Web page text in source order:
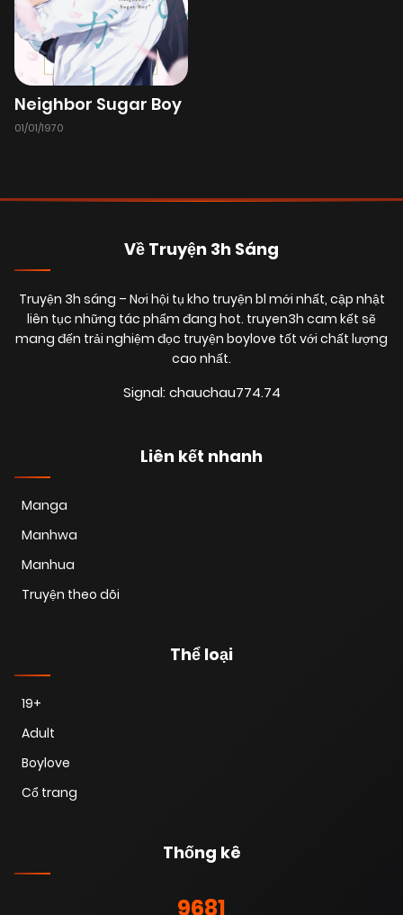
Neighbor Sugar Boy
01/01/1970
Về Truyện 3h Sáng
Truyện 3h sáng – Nơi hội tụ kho truyện bl mới nhất, cập nhật
liên tục những tác phẩm đang hot. truyen3h cam kết sẽ
mang đến trải nghiệm đọc truyện boylove tốt với chất lượng
cao nhất.
Signal: chauchau774.74
Liên kết nhanh
Manga
Manhwa
Manhua
Truyện theo dõi
Thể loại
19+
Adult
Boylove
Cổ trang
Thống kê
9681